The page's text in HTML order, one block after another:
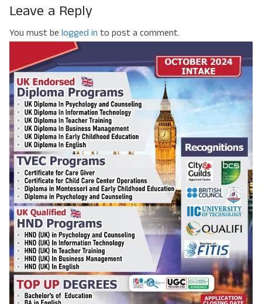
Leave a Reply
You must be logged in to post a comment.